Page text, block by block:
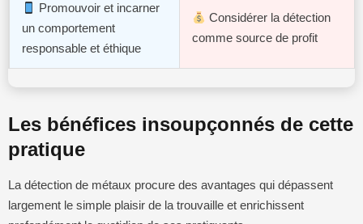
Promouvoir et incarner
un comportement
responsable et éthique
Considérer la détection
comme source de profit
Les bénéfices insoupçonnés de cette
pratique
La détection de métaux procure des avantages qui dépassent
largement le simple plaisir de la trouvaille et enrichissent